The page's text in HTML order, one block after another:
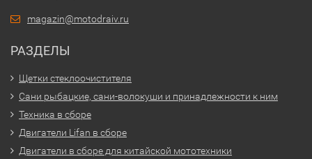
magazin@motodraiv.ru
РАЗДЕЛЫ
Щетки стеклоочистителя
Сани рыбацкие, сани-волокуши и принадлежности к ним
Техника в сборе
Двигатели Lifan в сборе
Двигатели в сборе для китайской мототехники